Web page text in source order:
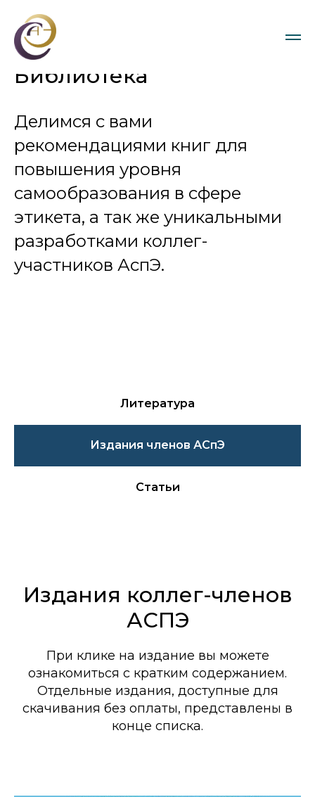
Библиотека
Делимся с вами
рекомендациями книг для
повышения уровня
самообразования в сфере
этикета, а так же уникальными
разработками коллег-
участников АспЭ.
Литература
Издания членов АСпЭ
Статьи
Издания коллег-членов
АСПЭ
При клике на издание вы можете
ознакомиться с кратким содержанием.
Отдельные издания, доступные для
скачивания без оплаты, представлены в
конце списка.